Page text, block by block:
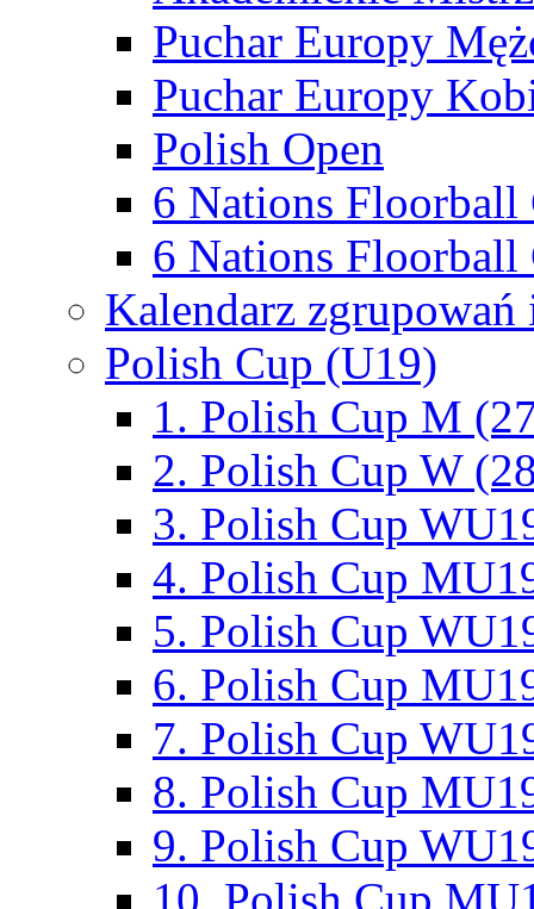
Puchar Europy
Puchar Europy
Polish Open
6 Nations Floorball
6 Nations Floorball
Kalendarz
Polish Cup (U19)
1. Polish Cup M
2. Polish Cup W
3. Polish Cup
4. Polish Cup
5. Polish Cup
6. Polish Cup
7. Polish Cup
8. Polish Cup
9. Polish Cup
10. Polish Cup